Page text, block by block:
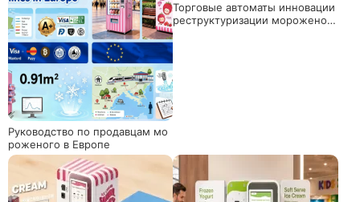
Руководство по продавцам мо
роженого в Европе
Торговые автоматы инновации
реструктуризации мороженое